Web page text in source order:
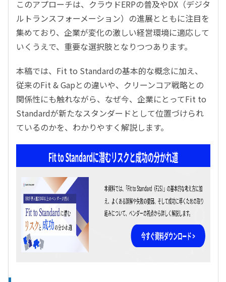
このアプローチは、クラウドERPの普及やDX（デジタ
ルトランスフォーメーション）の進展とともに注目を
集めており、企業が変化の激しい経営環境に適応して
いくうえで、重要な選択肢となりつつあります。
本稿では、Fit to Standardの基本的な概念に加え、
従来のFit & Gapとの違いや、クリーンコア戦略との
関係性にも触れながら、なぜ今、企業にとってFit to
Standardが新たなスタンダードとして位置づけられ
ているのかを、わかりやすく解説します。